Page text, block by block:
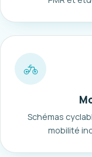
Schémas
mobilité